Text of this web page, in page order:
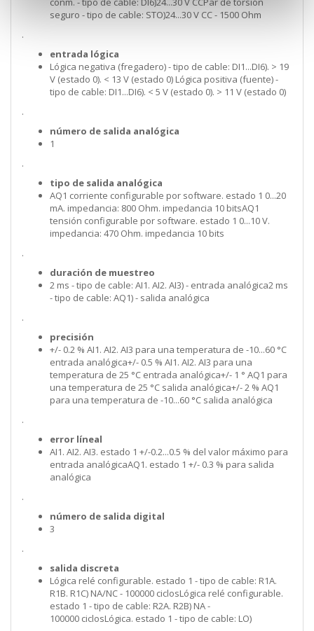
seguro - tipo de cable: STO)24...30 V CC - 1500 Ohm
.
entrada lógica
Lógica negativa (fregadero) - tipo de cable: DI1...DI6). > 19
V (estado 0). < 13 V (estado 0) Lógica positiva (fuente) -
tipo de cable: DI1...DI6). < 5 V (estado 0). > 11 V (estado 0)
.
número de salida analógica
1
.
tipo de salida analógica
AQ1 corriente configurable por software. estado 1 0...20
mA. impedancia: 800 Ohm. impedancia 10 bitsAQ1
tensión configurable por software. estado 1 0...10 V.
impedancia: 470 Ohm. impedancia 10 bits
.
duración de muestreo
2 ms - tipo de cable: AI1. AI2. AI3) - entrada analógica2 ms
- tipo de cable: AQ1) - salida analógica
.
precisión
+/- 0.2 % AI1. AI2. AI3 para una temperatura de -10...60 °C
entrada analógica+/- 0.5 % AI1. AI2. AI3 para una
temperatura de 25 °C entrada analógica+/- 1 ° AQ1 para
una temperatura de 25 °C salida analógica+/- 2 % AQ1
para una temperatura de -10...60 °C salida analógica
.
error líneal
AI1. AI2. AI3. estado 1 +/-0.2...0.5 % del valor máximo para
entrada analógicaAQ1. estado 1 +/- 0.3 % para salida
analógica
.
número de salida digital
3
.
salida discreta
Lógica relé configurable. estado 1 - tipo de cable: R1A.
R1B. R1C) NA/NC - 100000 ciclosLógica relé configurable.
estado 1 - tipo de cable: R2A. R2B) NA -
100000 ciclosLógica. estado 1 - tipo de cable: LO)